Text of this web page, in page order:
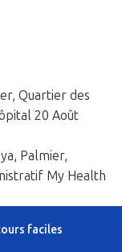
Quartier des
20 Août
Palmier,
My Health
faciles